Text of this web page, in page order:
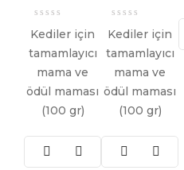
Kediler için
tamamlayıcı
mama ve
ödül maması
(100 gr)
Kediler için
tamamlayıcı
mama ve
ödül maması
(100 gr)